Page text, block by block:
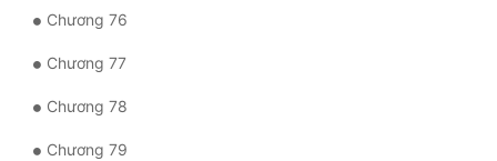
Chương 76
Chương 77
Chương 78
Chương 79